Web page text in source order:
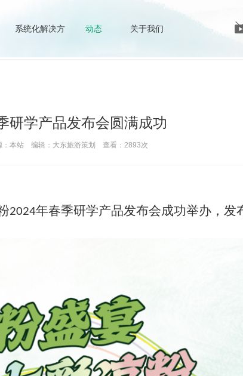
系统化解决方 动态 关于我们
研学产品发布会圆满成功
本站 编辑：大东旅游策划 查看：2893次
2024年春季研学产品发布会成功举办，发